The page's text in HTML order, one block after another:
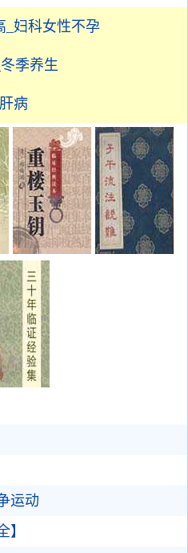
_妇科女性不孕
季养生
病
运动
】